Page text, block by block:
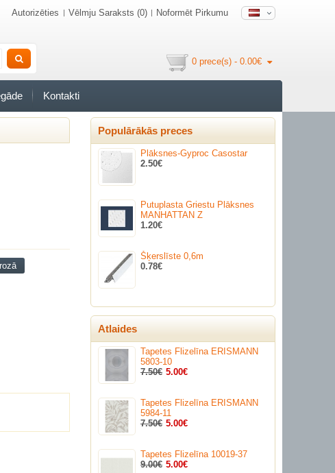
Autorizēties Vēlmju Saraksts (0) Noformēt Pirkumu
0 prece(s) - 0.00€
Kontakti
Populārākās preces
Plāksnes-Gyproc Casostar
2.50€
Putuplasta Griestu Plāksnes
MANHATTAN Z
1.20€
Šķerslīste 0,6m
0.78€
Atlaides
Tapetes Flizelīna ERISMANN
5803-10
7.50€ 5.00€
Tapetes Flizelīna ERISMANN
5984-11
7.50€ 5.00€
Tapetes Flizelīna 10019-37
9.00€ 5.00€